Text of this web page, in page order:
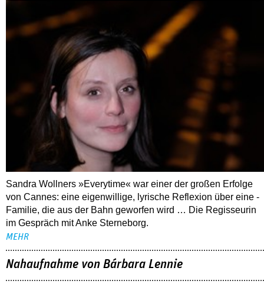
Sandra Wollners »Everytime« war einer der großen Erfolge
von Cannes: eine eigenwillige, lyrische Reflexion über eine ­
Familie, die aus der Bahn geworfen wird … Die Regisseurin
im Gespräch mit Anke Sterneborg.
MEHR
Nahaufnahme von Bárbara Lennie